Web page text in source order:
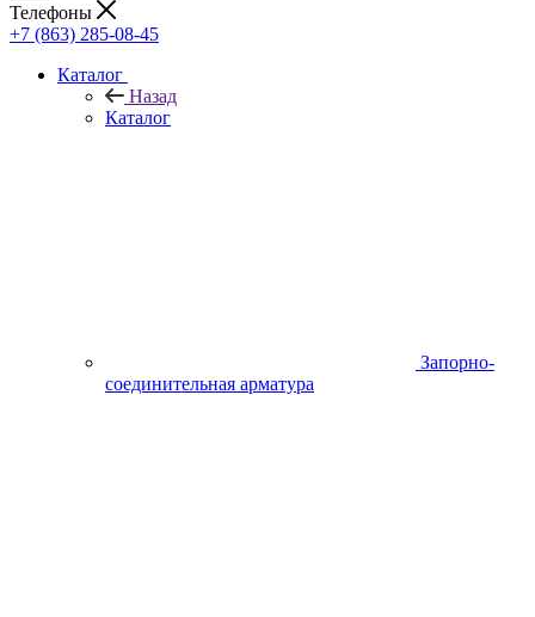
Телефоны
+7 (863) 285-08-45
Каталог
Назад
Каталог
Запорно-
соединительная арматура